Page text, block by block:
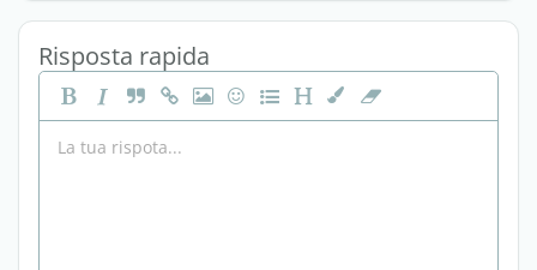
Risposta rapida